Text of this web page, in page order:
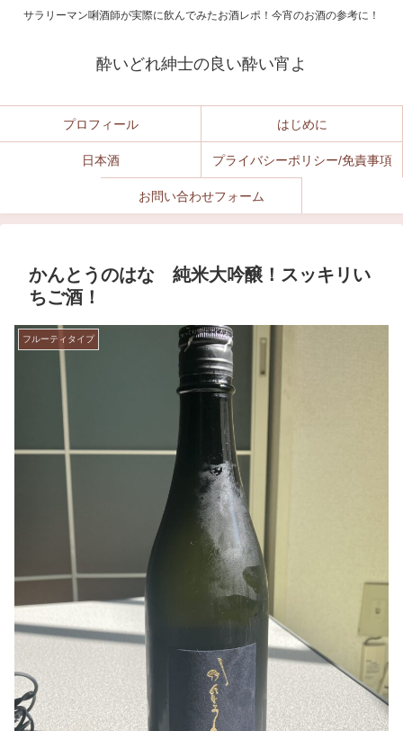
サラリーマン唎酒師が実際に飲んでみたお酒レポ！今宵のお酒の参考に！
酔いどれ紳士の良い酔い宵よ
プロフィール はじめに
日本酒 プライバシーポリシー/免責事項
お問い合わせフォーム
かんとうのはな 純米大吟醸！スッキリい
ちご酒！
フルーティタイプ